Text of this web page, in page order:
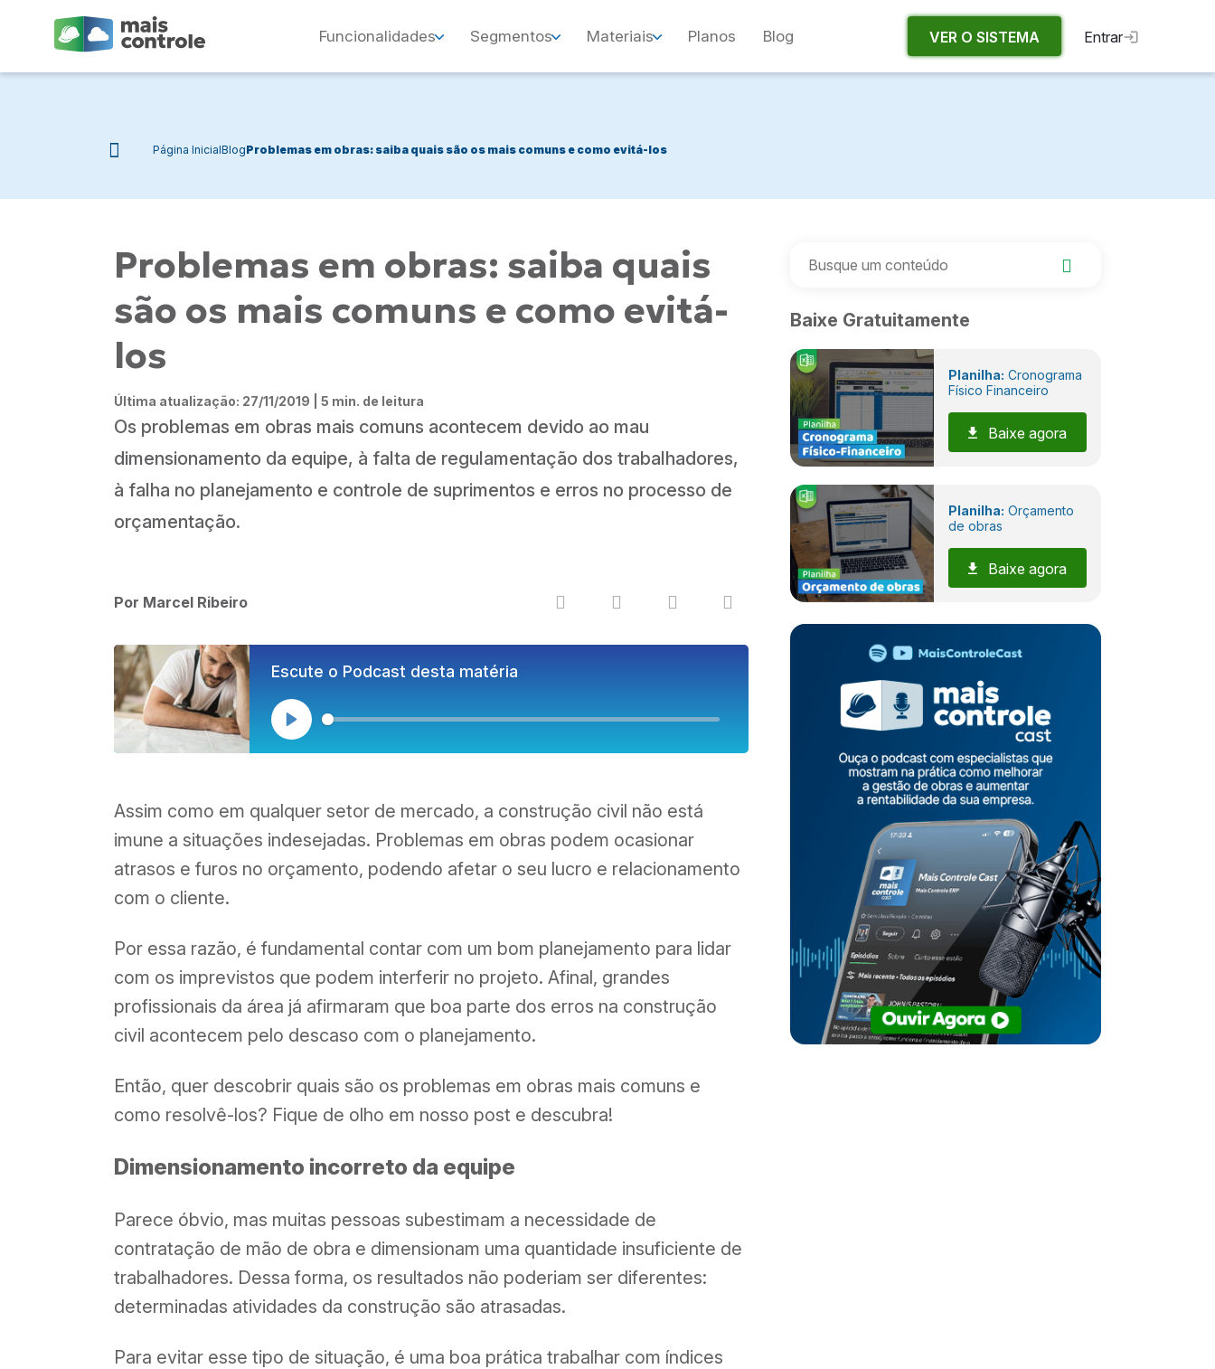
Funcionalidades Segmentos Materiais Planos Blog VER O SISTEMA Entrar
Página InicialBlogProblemas em obras: saiba quais são os mais comuns e como evitá-los
Problemas em obras: saiba quais
são os mais comuns e como evitá-
los
Última atualização: 27/11/2019 | 5 min. de leitura
Os problemas em obras mais comuns acontecem devido ao mau
dimensionamento da equipe, à falta de regulamentação dos trabalhadores,
à falha no planejamento e controle de suprimentos e erros no processo de
orçamentação.
Por Marcel Ribeiro
Escute o Podcast desta matéria
Play
Assim como em qualquer setor de mercado, a construção civil não está
imune a situações indesejadas. Problemas em obras podem ocasionar
atrasos e furos no orçamento, podendo afetar o seu lucro e relacionamento
com o cliente.
Por essa razão, é fundamental contar com um bom planejamento para lidar
com os imprevistos que podem interferir no projeto. Afinal, grandes
profissionais da área já afirmaram que boa parte dos erros na construção
civil acontecem pelo descaso com o planejamento.
Então, quer descobrir quais são os problemas em obras mais comuns e
como resolvê-los? Fique de olho em nosso post e descubra!
Dimensionamento incorreto da equipe
Parece óbvio, mas muitas pessoas subestimam a necessidade de
contratação de mão de obra e dimensionam uma quantidade insuficiente de
trabalhadores. Dessa forma, os resultados não poderiam ser diferentes:
determinadas atividades da construção são atrasadas.
Para evitar esse tipo de situação, é uma boa prática trabalhar com índices
Baixe Gratuitamente
Planilha: Cronograma
Físico Financeiro
Baixe agora
Planilha: Orçamento
de obras
Baixe agora